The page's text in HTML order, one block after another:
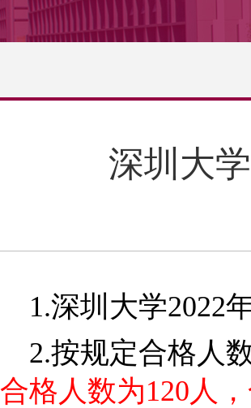
深圳大
1.深圳大学2022
2.按规定合格人
合格人数为120人